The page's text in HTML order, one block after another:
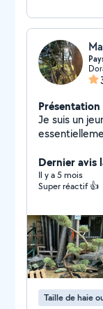
Présentation
Je suis un
transmettre
sur un large
Dernier avis
Il y a 5 mois
Super réactif 👍
Taille de haie